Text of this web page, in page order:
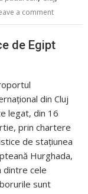
a comment
de Egipt
din Cluj
legat, din 16
prin chartere
de staţiunea
Hurghada,
dintre cele
sunt